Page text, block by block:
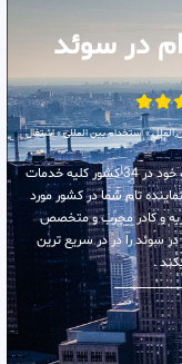
در سوئد
الملل»استخدام بین المللی»اشتغال
موسسه بین المللی ثبتا (Sabtta Group) با ایجاد شعب خود در 34 کشور کلیه خدمات
تام شما در کشور مورد
و کادر مجرب و متخصص
سوئد را در در سریع ترین
.